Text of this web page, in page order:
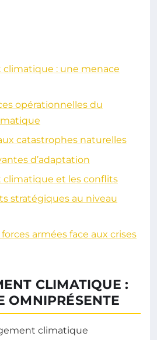
: une menace
opérationnelles du
catastrophes naturelles
d’adaptation
climatique et les conflits
stratégiques au niveau
armées face aux crises
CLIMATIQUE :
OMNIPRÉSENTE
climatique